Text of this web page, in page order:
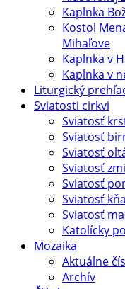
Kaplnka
Kostol
Mihaľove
Kaplnka v
Kaplnka v
Liturgický
Sviatosti cirkvi
Sviatosť
Sviatosť
Sviatosť
Sviatosť
Sviatosť
Sviatosť
Sviatosť
Katolícky
Mozaika
Aktuálne
Archív